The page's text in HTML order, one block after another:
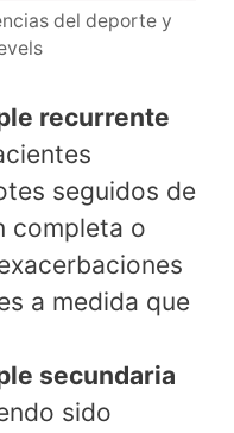
del deporte y
recurrente
seguidos de
completa o
a medida que
secundaria
sido